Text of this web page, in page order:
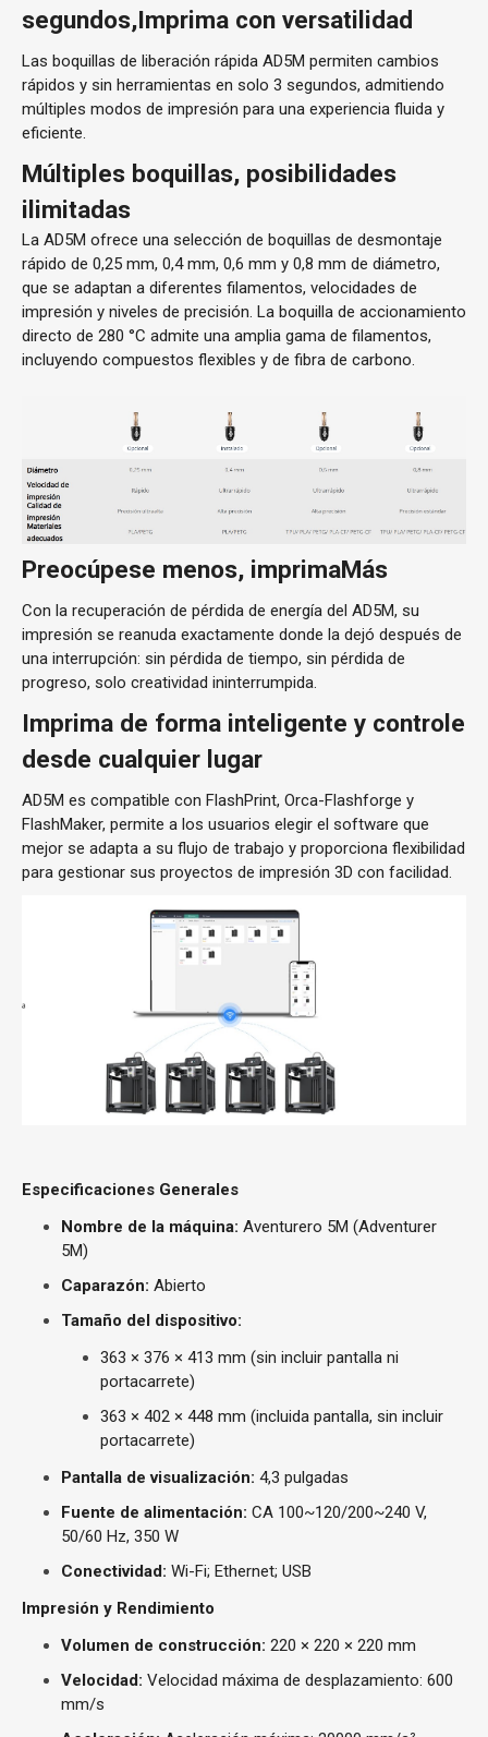
segundos,Imprima con versatilidad
Las boquillas de liberación rápida AD5M permiten cambios
rápidos y sin herramientas en solo 3 segundos, admitiendo
múltiples modos de impresión para una experiencia fluida y
eficiente.
Múltiples boquillas, posibilidades
ilimitadas
La AD5M ofrece una selección de boquillas de desmontaje
rápido de 0,25 mm, 0,4 mm, 0,6 mm y 0,8 mm de diámetro,
que se adaptan a diferentes filamentos, velocidades de
impresión y niveles de precisión. La boquilla de accionamiento
directo de 280 °C admite una amplia gama de filamentos,
incluyendo compuestos flexibles y de fibra de carbono.
Preocúpese menos, imprimaMás
Con la recuperación de pérdida de energía del AD5M, su
impresión se reanuda exactamente donde la dejó después de
una interrupción: sin pérdida de tiempo, sin pérdida de
progreso, solo creatividad ininterrumpida.
Imprima de forma inteligente y controle
desde cualquier lugar
AD5M es compatible con FlashPrint, Orca-Flashforge y
FlashMaker, permite a los usuarios elegir el software que
mejor se adapta a su flujo de trabajo y proporciona flexibilidad
para gestionar sus proyectos de impresión 3D con facilidad.
Especificaciones Generales
Nombre de la máquina: Aventurero 5M (Adventurer
5M)
Caparazón: Abierto
Tamaño del dispositivo:
363 × 376 × 413 mm (sin incluir pantalla ni
portacarrete)
363 × 402 × 448 mm (incluida pantalla, sin incluir
portacarrete)
Pantalla de visualización: 4,3 pulgadas
Fuente de alimentación: CA 100~120/200~240 V,
50/60 Hz, 350 W
Conectividad: Wi-Fi; Ethernet; USB
Impresión y Rendimiento
Volumen de construcción: 220 × 220 × 220 mm
Velocidad: Velocidad máxima de desplazamiento: 600
mm/s